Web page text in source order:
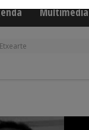
Multimedia